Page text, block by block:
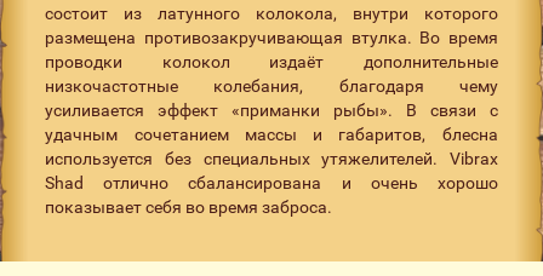
состоит из латунного колокола, внутри которого
размещена противозакручивающая втулка. Во время
проводки колокол издаёт дополнительные
низкочастотные колебания, благодаря чему
усиливается эффект «приманки рыбы». В связи с
удачным сочетанием массы и габаритов, блесна
используется без специальных утяжелителей. Vibrax
Shad отлично сбалансирована и очень хорошо
показывает себя во время заброса.